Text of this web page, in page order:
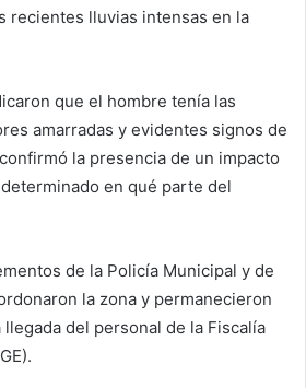
recientes lluvias intensas en la
que el hombre tenía las
amarradas y evidentes signos de
la presencia de un impacto
en qué parte del
de la Policía Municipal y de
la zona y permanecieron
del personal de la Fiscalía